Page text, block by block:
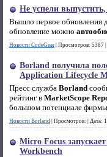
Не успели
Вышло первое обновления
обновление можно
Новости CodeGear Просмотров: 5387
Borland получила
Application Lifecycle
Пресс служба Borland
рейтинг в MarketScope
большом потенциале
Новости Borland Просмотров: Дата:
Micro Focus
Workbench